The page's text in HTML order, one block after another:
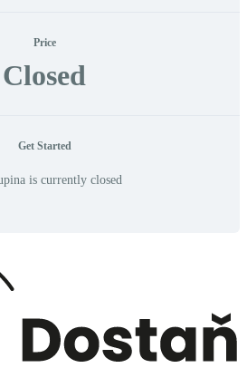
Price
Closed
Get Started
is currently closed